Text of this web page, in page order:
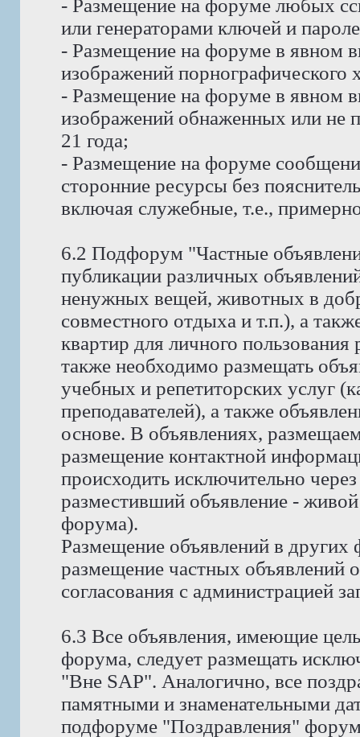
- Размещение на форуме любых
или генераторами ключей и
- Размещение на форуме в явном
изображений порнографического
- Размещение на форуме в явном
изображений обнаженных или не
21 года;
- Размещение на форуме
сторонние ресурсы без
включая служебные, т.е.,
6.2 Подфорум "Частные
публикации различных
ненужных вещей, животных в
совместного отдыха и т.п.), а
квартир для личного
также необходимо размещать
учебных и репетиторских услуг
преподавателей), а также
основе. В объявлениях,
размещение контактной
происходить исключительно
разместивший объявление -
форума).
Размещение объявлений в
размещение частных объявлений
согласования с администрацией
6.3 Все объявления, имеющие
форума, следует размещать
"Вне SAP". Аналогично, все
памятными и знаменательными
подфоруме "Поздравления"